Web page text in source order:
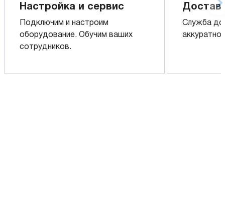
Настройка и сервис
Подключим и настроим
оборудование. Обучим ваших
сотрудников.
Служба
аккуратно